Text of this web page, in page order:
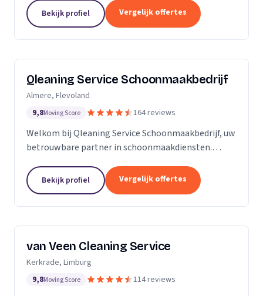
zijn Stel op Sprong gestart om mensen te helpen
en...
Bekijk profiel Vergelijk offertes
Qleaning Service Schoonmaakbedrijf
Almere, Flevoland
9,8Moving Score 164 reviews
Welkom bij Qleaning Service Schoonmaakbedrijf, uw
betrouwbare partner in schoonmaakdiensten.
ernaar om de standaard in schoonmaakexpertise
te...
Bekijk profiel Vergelijk offertes
van Veen Cleaning Service
Kerkrade, Limburg
9,8Moving Score 114 reviews